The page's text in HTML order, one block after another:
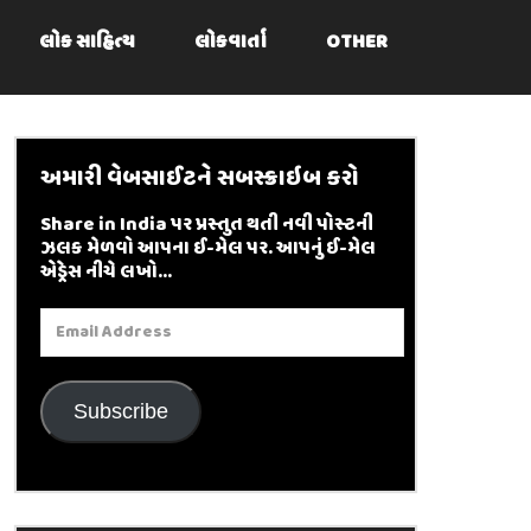
લોક સાહિત્ય લોકવાર્તા OTHER
અમારી વેબસાઈટને સબસ્ક્રાઇબ કરો
Share in India પર પ્રસ્તુત થતી નવી પોસ્ટની
ઝલક મેળવો આપના ઈ-મેલ પર. આપનું ઈ-મેલ
એડ્રેસ નીચે લખો...
Email
Address
Subscribe